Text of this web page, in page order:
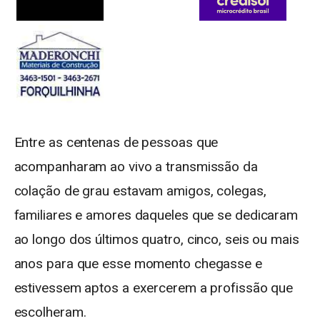
Entre as centenas de pessoas que
acompanharam ao vivo a transmissão da
colação de grau estavam amigos, colegas,
familiares e amores daqueles que se dedicaram
ao longo dos últimos quatro, cinco, seis ou mais
anos para que esse momento chegasse e
estivessem aptos a exercerem a profissão que
escolheram.